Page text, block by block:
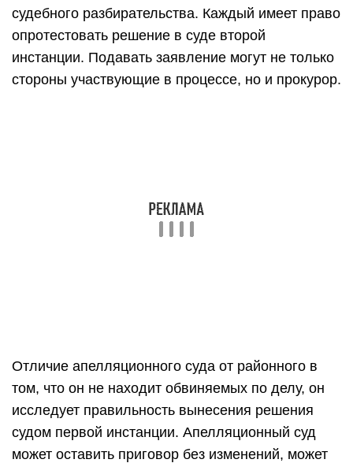
судебного разбирательства. Каждый имеет право
опротестовать решение в суде второй
инстанции. Подавать заявление могут не только
стороны участвующие в процессе, но и прокурор.
Отличие апелляционного суда от районного в
том, что он не находит обвиняемых по делу, он
исследует правильность вынесения решения
судом первой инстанции. Апелляционный суд
может оставить приговор без изменений, может